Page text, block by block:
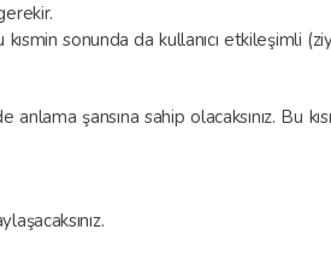
sonunda da kullanıcı etkileşimli
şansına sahip olacaksınız. Bu